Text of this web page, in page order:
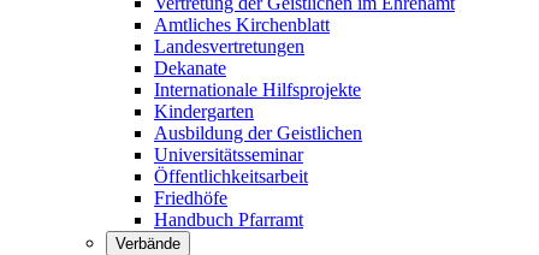
Amtliches Kirchenblatt
Landesvertretungen
Dekanate
Internationale Hilfsprojekte
Kindergarten
Ausbildung der Geistlichen
Universitätsseminar
Öffentlichkeitsarbeit
Friedhöfe
Handbuch Pfarramt
Verbände